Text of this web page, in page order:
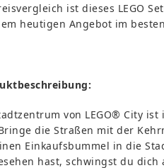
ist dieses LEGO
heutigen Angebot im
von LEGO® City
die Straßen mit der
Einkaufsbummel in die
hast, schwingst du